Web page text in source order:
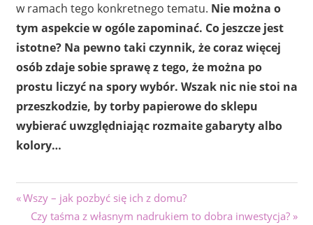
w ramach tego konkretnego tematu. Nie można o
tym aspekcie w ogóle zapominać. Co jeszcze jest
istotne? Na pewno taki czynnik, że coraz więcej
osób zdaje sobie sprawę z tego, że można po
prostu liczyć na spory wybór. Wszak nic nie stoi na
przeszkodzie, by torby papierowe do sklepu
wybierać uwzględniając rozmaite gabaryty albo
kolory…
Nawigacja
Previous
Post:
Wszy – jak pozbyć się ich z domu?
Next
Czy taśma z własnym nadrukiem to dobra inwestycja?